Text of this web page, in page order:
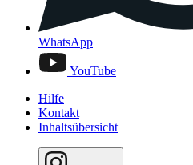
WhatsApp
YouTube
Hilfe
Kontakt
Inhaltsübersicht